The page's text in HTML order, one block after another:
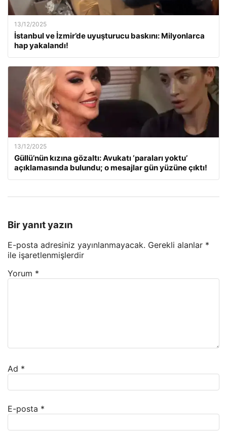
13/12/2025
İstanbul ve İzmir’de uyuşturucu baskını: Milyonlarca
hap yakalandı!
13/12/2025
Güllü’nün kızına gözaltı: Avukatı ‘paraları yoktu’
açıklamasında bulundu; o mesajlar gün yüzüne çıktı!
Bir yanıt yazın
E-posta adresiniz yayınlanmayacak. Gerekli alanlar *
ile işaretlenmişlerdir
Yorum *
Ad *
E-posta *